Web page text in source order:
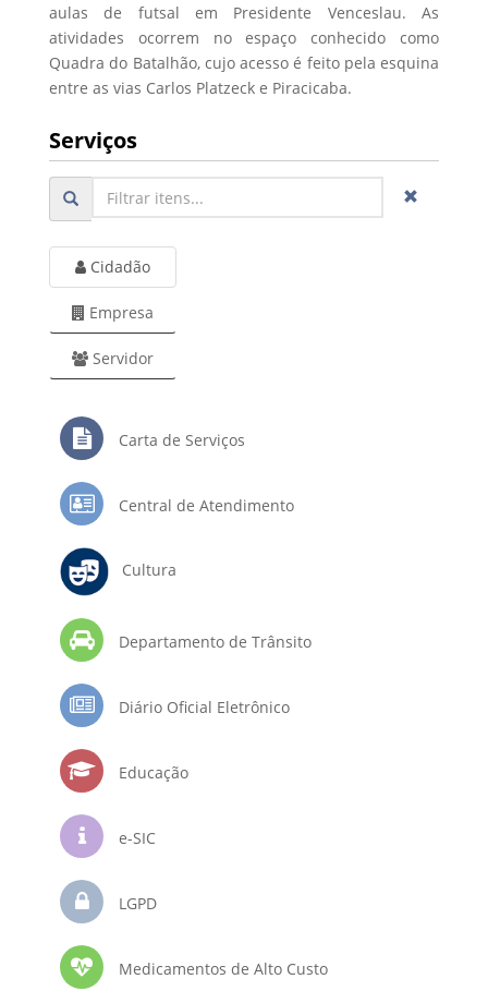
aulas de futsal em Presidente Venceslau. As
atividades ocorrem no espaço conhecido como
Quadra do Batalhão, cujo acesso é feito pela esquina
entre as vias Carlos Platzeck e Piracicaba.
Serviços
Cidadão
Empresa
Servidor
Carta de Serviços
Central de Atendimento
Cultura
Departamento de Trânsito
Diário Oficial Eletrônico
Educação
e-SIC
LGPD
Medicamentos de Alto Custo